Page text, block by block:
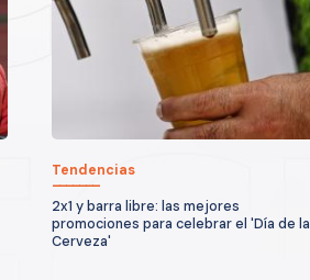
Tendencias
2x1 y barra libre: las mejores
promociones para celebrar el 'Día de la
Cerveza'